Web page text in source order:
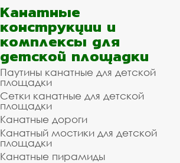
Канатные
конструкции и
комплексы для
детской площадки
Паутины канатные для детской
площадки
Сетки канатные для детской
площадки
Канатные дороги
Канатный мостики для детской
площадки
Канатные пирамиды